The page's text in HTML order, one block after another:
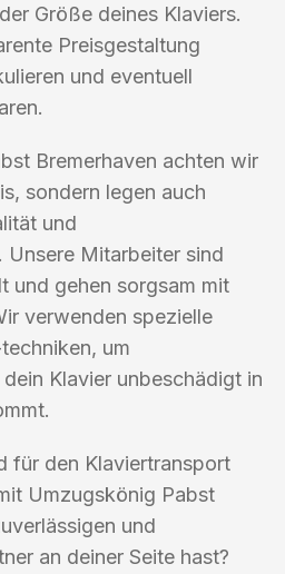
Größe deines Klaviers.
Preisgestaltung
und eventuell
Bremerhaven achten wir
sondern legen auch
und
Unsere Mitarbeiter sind
und gehen sorgsam mit
verwenden spezielle
um
Klavier unbeschädigt in
für den Klaviertransport
Umzugskönig Pabst
und
an deiner Seite hast?